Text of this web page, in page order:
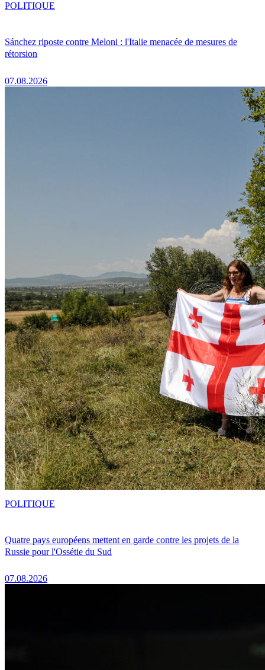
Sánchez riposte contre Meloni : l'Italie menacée de mesures de
rétorsion
07.08.2026
POLITIQUE
Quatre pays européens mettent en garde contre les projets de la
Russie pour l'Ossétie du Sud
07.08.2026
POLITIQUE